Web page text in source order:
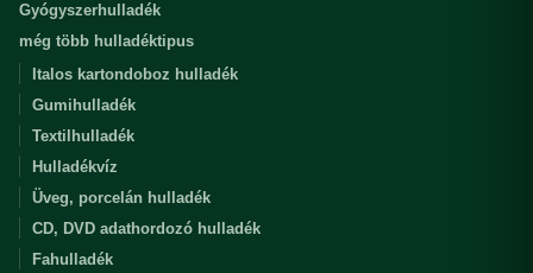
Gyógyszerhulladék
még több hulladéktipus
Italos kartondoboz hulladék
Gumihulladék
Textilhulladék
Hulladékvíz
Üveg, porcelán hulladék
CD, DVD adathordozó hulladék
Fahulladék